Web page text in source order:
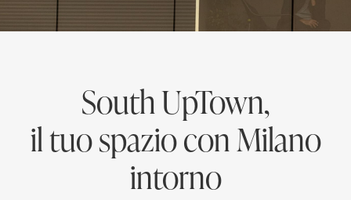
South UpTown,
il tuo spazio con Milano
intorno